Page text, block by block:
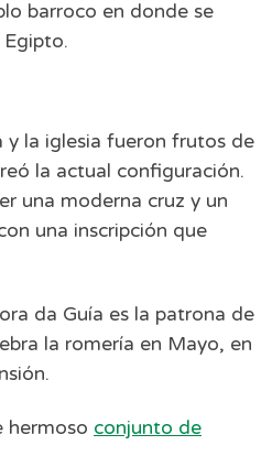
barroco en donde se
y la iglesia fueron frutos de
la actual configuración.
una moderna cruz y un
una inscripción que
da Guía es la patrona de
la romería en Mayo, en
hermoso conjunto de